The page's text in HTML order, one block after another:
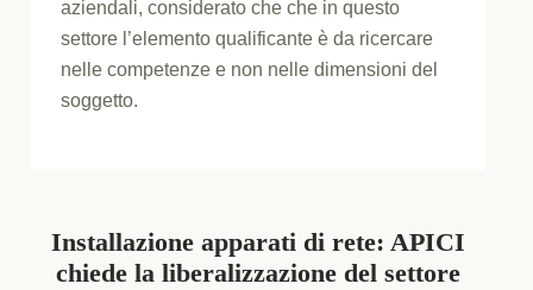
aziendali, considerato che che in questo
settore l’elemento qualificante è da ricercare
nelle competenze e non nelle dimensioni del
soggetto.
Installazione apparati di rete: APICI
chiede la liberalizzazione del settore